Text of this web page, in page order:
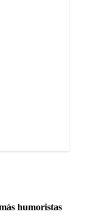
humoristas